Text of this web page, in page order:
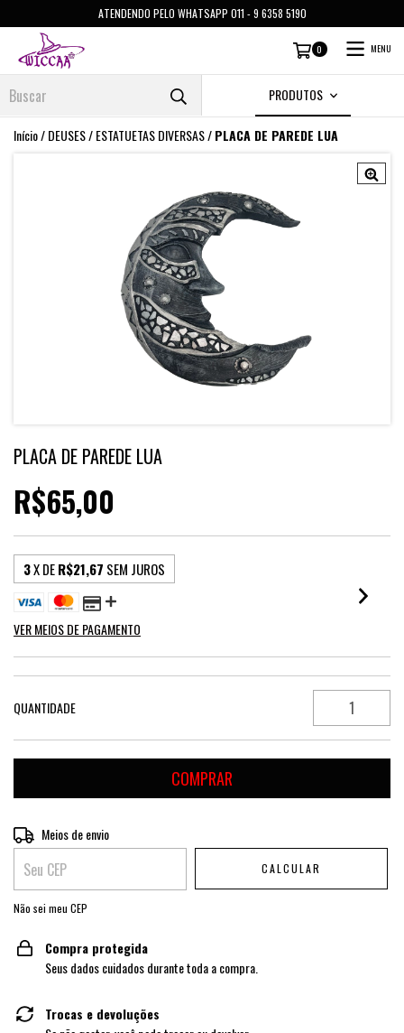
ATENDENDO PELO WHATSAPP 011 - 9 6358 5190
0 MENU
PRODUTOS
Início/DEUSES/ESTATUETAS DIVERSAS/PLACA DE PAREDE LUA
PLACA DE PAREDE LUA
R$65,00
3X DER$21,67 SEM JUROS
VER MEIOS DE PAGAMENTO
QUANTIDADE
Entregas para o CEP:
Meios de envio
CALCULAR
Não sei meu CEP
Compra protegida
Seus dados cuidados durante toda a compra.
Trocas e devoluções